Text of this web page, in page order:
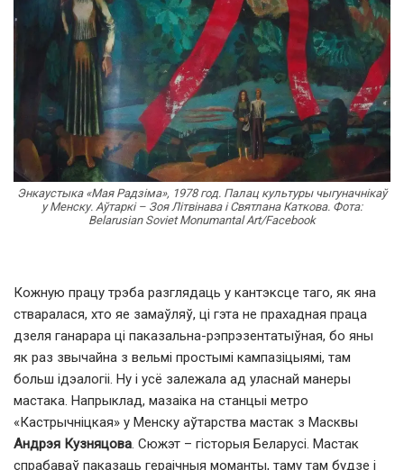
Энкаустыка «Мая Радзіма», 1978 год. Палац культуры чыгуначнікаў
у Менску. Аўтаркі – Зоя Літвінава і Святлана Каткова. Фота:
Belarusian Soviet Monumantal Art/Facebook
Кожную працу трэба разглядаць у кантэксце таго, як яна
стваралася, хто яе замаўляў, ці гэта не прахадная праца
дзеля ганарара ці паказальна-рэпрэзентатыўная, бо яны
як раз звычайна з вельмі простымі кампазіцыямі, там
больш ідэалогіі. Ну і усё залежала ад уласнай манеры
мастака. Напрыклад, мазаіка на станцыі метро
«Кастрычніцкая» у Менску аўтарства мастак з Масквы
Андрэя Кузняцова. Сюжэт – гісторыя Беларусі. Мастак
спрабаваў паказаць гераічныя моманты, таму там будзе і